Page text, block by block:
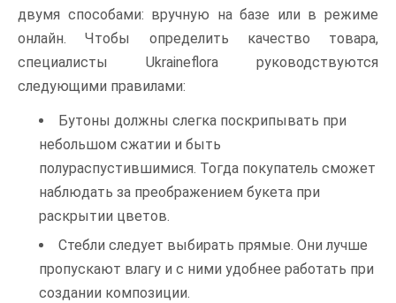
двумя способами: вручную на базе или в режиме
онлайн. Чтобы определить качество товара,
специалисты Ukraineflora руководствуются
следующими правилами:
Бутоны должны слегка поскрипывать при
небольшом сжатии и быть
полураспустившимися. Тогда покупатель сможет
наблюдать за преображением букета при
раскрытии цветов.
Стебли следует выбирать прямые. Они лучше
пропускают влагу и с ними удобнее работать при
создании композиции.